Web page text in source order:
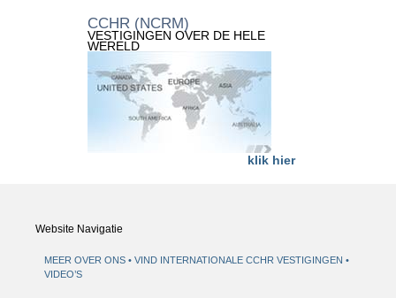
CCHR (NCRM)
VESTIGINGEN OVER DE HELE
WERELD
klik hier
Website Navigatie
MEER OVER ONS
VIND INTERNATIONALE CCHR VESTIGINGEN
VIDEO’S